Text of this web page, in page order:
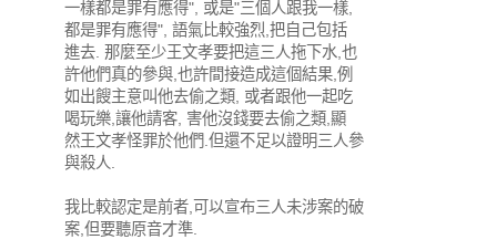
一樣都是罪有應得", 或是"三個人跟我一樣,
都是罪有應得", 語氣比較強烈,把自己包括
進去. 那麼至少王文孝要把這三人拖下水,也
許他們真的參與,也許間接造成這個結果,例
如出餿主意叫他去偷之類, 或者跟他一起吃
喝玩樂,讓他請客, 害他沒錢要去偷之類,顯
然王文孝怪罪於他們.但還不足以證明三人參
與殺人.
我比較認定是前者,可以宣布三人未涉案的破
案,但要聽原音才準.